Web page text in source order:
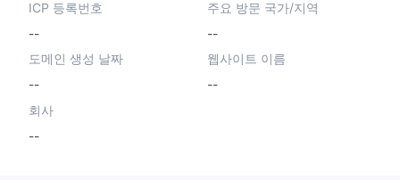
ICP 등록번호
--
주요 방문 국가/지역
--
도메인 생성 날짜
--
웹사이트 이름
--
회사
--